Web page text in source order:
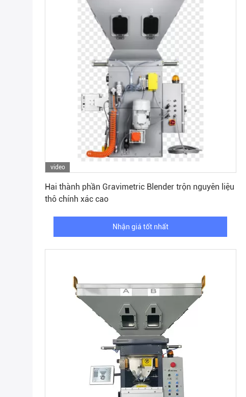
video
Hai thành phần Gravimetric Blender trộn nguyên liệu
thô chính xác cao
Nhận giá tốt nhất